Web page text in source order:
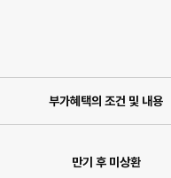
부가혜택의 조건 및 내용
만기 후 미상환